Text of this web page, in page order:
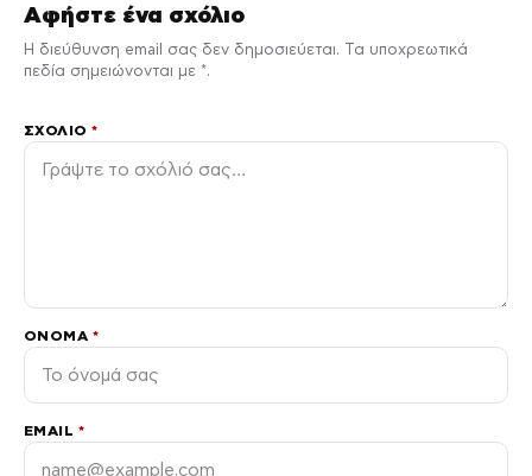
Αφήστε ένα σχόλιο
Η διεύθυνση email σας δεν δημοσιεύεται. Τα υποχρεωτικά
πεδία σημειώνονται με *.
ΣΧΌΛΙΟ*
ΌΝΟΜΑ *
EMAIL *